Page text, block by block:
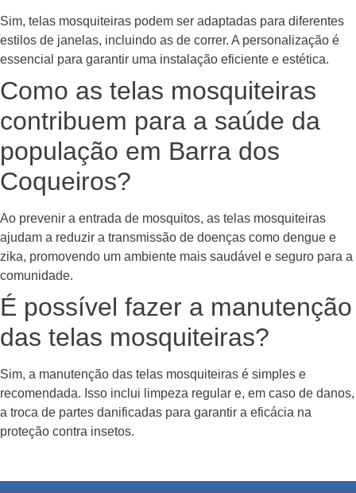
Sim, telas mosquiteiras podem ser adaptadas para diferentes
estilos de janelas, incluindo as de correr. A personalização é
essencial para garantir uma instalação eficiente e estética.
Como as telas mosquiteiras
contribuem para a saúde da
população em Barra dos
Coqueiros?
Ao prevenir a entrada de mosquitos, as telas mosquiteiras
ajudam a reduzir a transmissão de doenças como dengue e
zika, promovendo um ambiente mais saudável e seguro para a
comunidade.
É possível fazer a manutenção
das telas mosquiteiras?
Sim, a manutenção das telas mosquiteiras é simples e
recomendada. Isso inclui limpeza regular e, em caso de danos,
a troca de partes danificadas para garantir a eficácia na
proteção contra insetos.